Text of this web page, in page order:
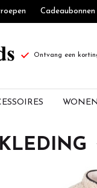
Cadeaubonnen
Ontvang een
WONEN
KLEDING